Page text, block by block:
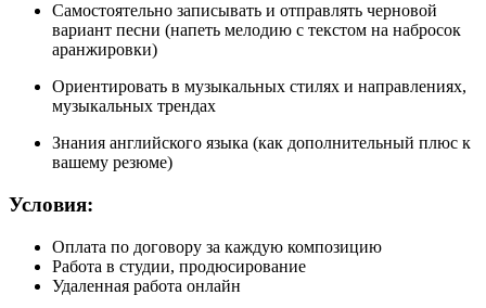
Самостоятельно записывать и отправлять черновой
вариант песни (напеть мелодию с текстом на набросок
аранжировки)
Ориентировать в музыкальных стилях и направлениях,
музыкальных трендах
Знания английского языка (как дополнительный плюс к
вашему резюме)
Условия:
Оплата по договору за каждую композицию
Работа в студии, продюсирование
Удаленная работа онлайн